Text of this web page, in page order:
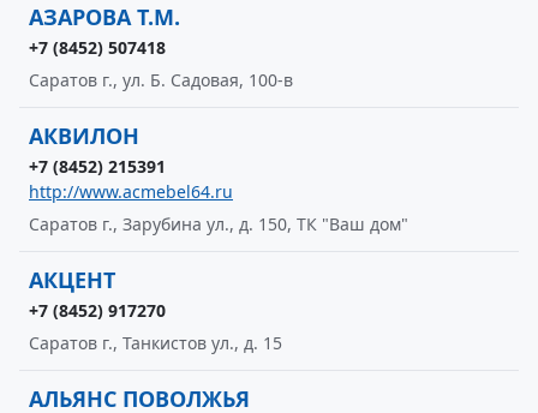
АЗАРОВА Т.М.
+7 (8452) 507418
Саратов г., ул. Б. Садовая, 100-в
АКВИЛОН
+7 (8452) 215391
http://www.acmebel64.ru
Саратов г., Зарубина ул., д. 150, ТК "Ваш дом"
АКЦЕНТ
+7 (8452) 917270
Саратов г., Танкистов ул., д. 15
АЛЬЯНС ПОВОЛЖЬЯ